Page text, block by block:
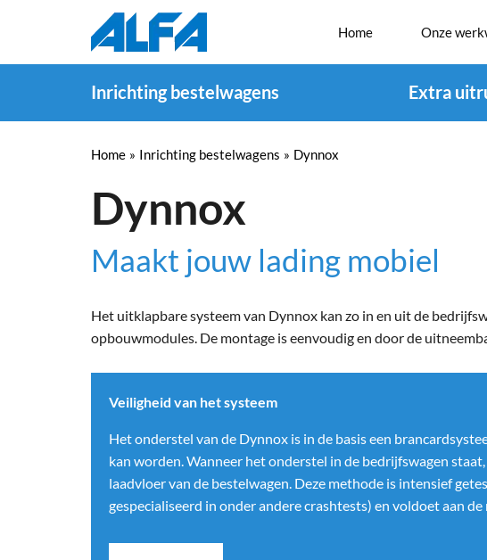
Home Onze
Inrichting bestelwagens Extra
Home » Inrichting bestelwagens » Dynnox
Dynnox
Maakt jouw lading mobiel
Het uitklapbare systeem van Dynnox kan zo in en uit de
opbouwmodules. De montage is eenvoudig en door de
Veiligheid van het systeem
Het onderstel van de Dynnox is in de basis een
kan worden. Wanneer het onderstel in de bedrijfswagen
laadvloer van de bestelwagen. Deze methode is intensief
gespecialiseerd in onder andere crashtests) en voldoet aan